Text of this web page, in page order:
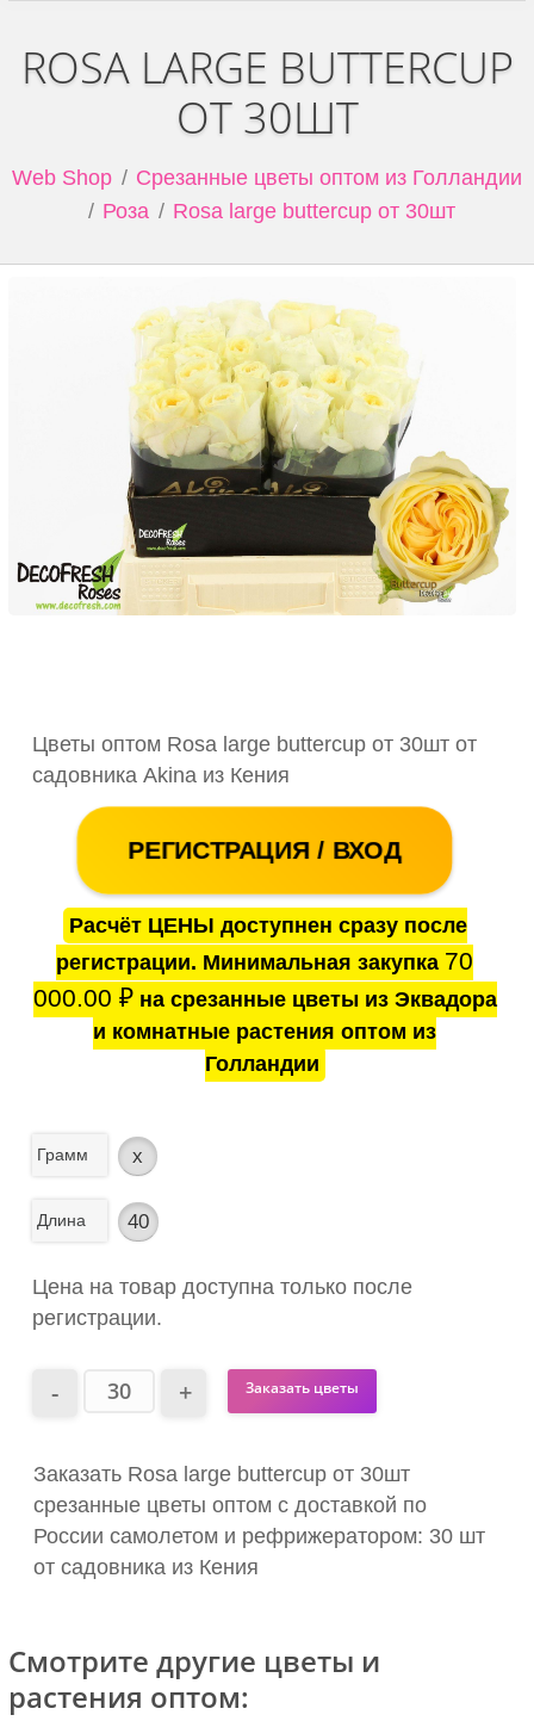
ROSA LARGE BUTTERCUP
ОТ 30ШТ
Web Shop
Срезанные цветы оптом из Голландии
Роза
Rosa large buttercup от 30шт
Цветы оптом Rosa large buttercup от 30шт от
садовника Akina из Кения
РЕГИСТРАЦИЯ / ВХОД
Расчёт ЦЕНЫ доступнен сразу после
регистрации. Минимальная закупка 70
000.00 ₽на срезанные цветы из Эквадора
и комнатные растения оптом из
Голландии
Грамм x
Длина 40
Цена на товар доступна только после
регистрации.
Заказать цветы
Заказать Rosa large buttercup от 30шт
срезанные цветы оптом с доставкой по
России самолетом и рефрижератором: 30 шт
от садовника из Кения
Смотрите другие цветы и
растения оптом: